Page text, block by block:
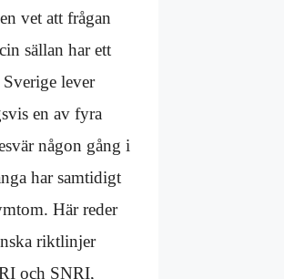
vet att frågan
sällan har ett
lever
en av fyra
någon gång i
har samtidigt
Här reder
riktlinjer
och SNRI,